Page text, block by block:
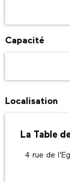
Capacité
Localisation
La Table
4 rue de